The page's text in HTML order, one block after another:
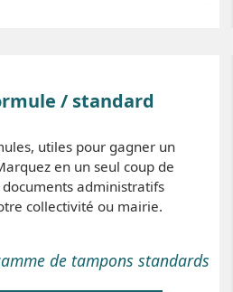
/ standard
utiles pour gagner un
en un seul coup de
administratifs
collectivité ou mairie.
de tampons standards